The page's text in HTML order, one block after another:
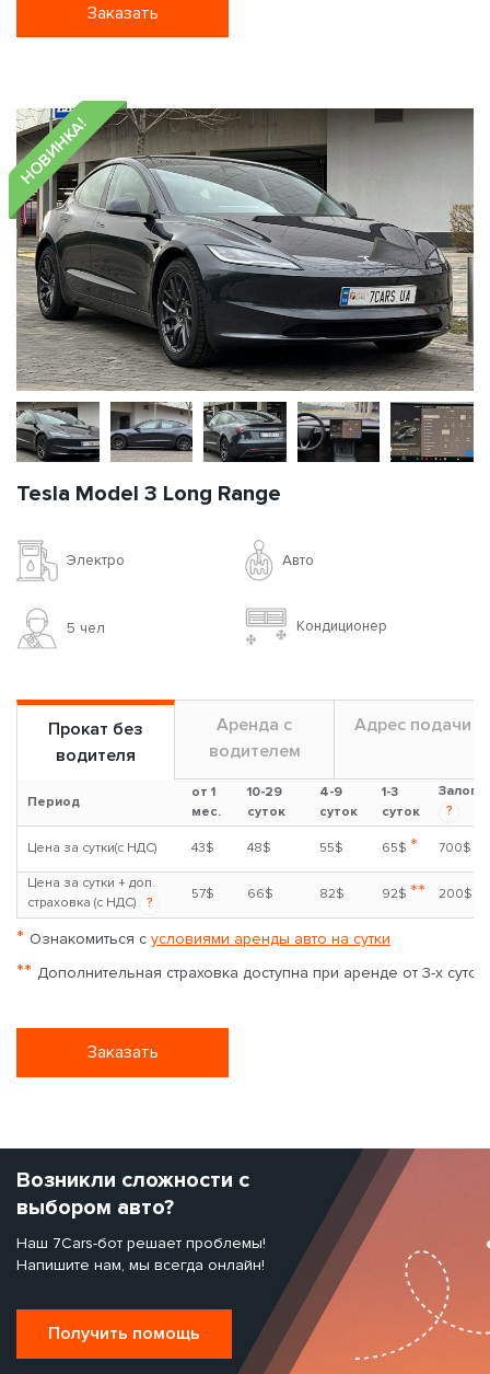
Заказать
НОВИНКА!
Tesla Model 3 Long Range
Электро Авто
5 чел Кондиционер
Прокат без
водителя
Аренда с
водителем
Адрес подачи
Период
от 1
мес.
10-29
суток
4-9
суток
1-3
суток
Залог
?
Цена за сутки(с НДС) 43$ 48$ 55$ 65$ * 700$
Цена за сутки + доп.
страховка (с НДС)
?
57$ 66$ 82$ 92$ ** 200$
* Ознакомиться с условиями аренды авто на сутки
** Дополнительная страховка доступна при аренде от 3-х суток
Заказать
Возникли сложности с
выбором авто?
Наш 7Cars-бот решает проблемы!
Напишите нам, мы всегда онлайн!
Получить помощь